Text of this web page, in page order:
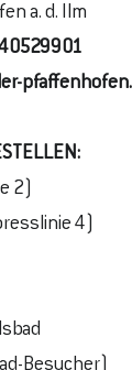
a. d. Ilm
:
2)
4)